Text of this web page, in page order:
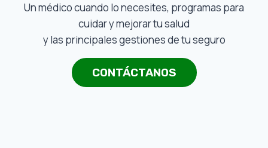
Un médico cuando lo necesites, programas para
cuidar y mejorar tu salud
y las principales gestiones de tu seguro
CONTÁCTANOS